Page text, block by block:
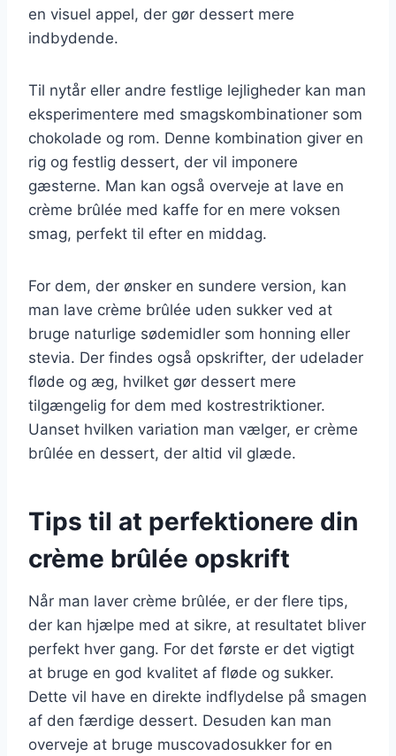
en visuel appel, der gør dessert mere
indbydende.
Til nytår eller andre festlige lejligheder kan man
eksperimentere med smagskombinationer som
chokolade og rom. Denne kombination giver en
rig og festlig dessert, der vil imponere
gæsterne. Man kan også overveje at lave en
crème brûlée med kaffe for en mere voksen
smag, perfekt til efter en middag.
For dem, der ønsker en sundere version, kan
man lave crème brûlée uden sukker ved at
bruge naturlige sødemidler som honning eller
stevia. Der findes også opskrifter, der udelader
fløde og æg, hvilket gør dessert mere
tilgængelig for dem med kostrestriktioner.
Uanset hvilken variation man vælger, er crème
brûlée en dessert, der altid vil glæde.
Tips til at perfektionere din
crème brûlée opskrift
Når man laver crème brûlée, er der flere tips,
der kan hjælpe med at sikre, at resultatet bliver
perfekt hver gang. For det første er det vigtigt
at bruge en god kvalitet af fløde og sukker.
Dette vil have en direkte indflydelse på smagen
af den færdige dessert. Desuden kan man
overveje at bruge muscovadosukker for en